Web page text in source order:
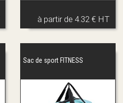
à partir de 4.32 € HT
Sac de sport FITNESS